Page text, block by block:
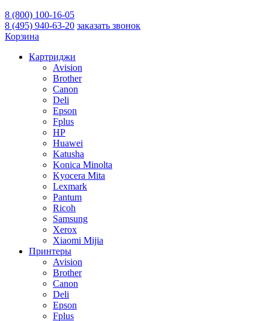
8 (800) 100-16-05
8 (495) 940-63-20 заказать звонок
Корзина
Картриджи
Avision
Brother
Canon
Deli
Epson
Fplus
HP
Huawei
Katusha
Konica Minolta
Kyocera Mita
Lexmark
Pantum
Ricoh
Samsung
Xerox
Xiaomi Mijia
Принтеры
Avision
Brother
Canon
Deli
Epson
Fplus